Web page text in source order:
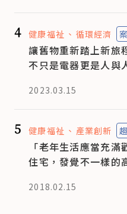
4 健康福祉 循環經濟
讓舊物重新踏上新
不只是電器更是人與
2023.03.15
5 健康福祉 產業創新
「老年生活應當充
住宅，發覺不一樣的
2018.02.15